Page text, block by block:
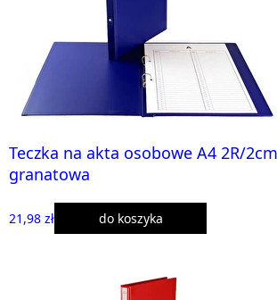
Teczka na akta osobowe A4 2R/
granatowa
21,98 zł do koszyka